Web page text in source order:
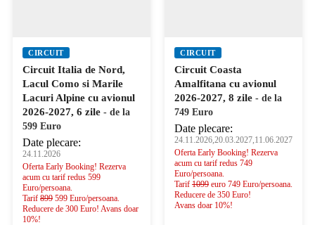
CIRCUIT
Circuit Italia de Nord,
Lacul Como si Marile
Lacuri Alpine cu avionul
2026-2027, 6 zile - de la
599 Euro
Date plecare:
24.11.2026
Oferta Early Booking! Rezerva
acum cu tarif redus 599
Euro/persoana.
Tarif 899 599 Euro/persoana.
Reducere de 300 Euro! Avans doar
10%!
CIRCUIT
Circuit Coasta
Amalfitana cu avionul
2026-2027, 8 zile - de la
749 Euro
Date plecare:
24.11.2026,20.03.2027,11.06.2027
Oferta Early Booking! Rezerva
acum cu tarif redus 749
Euro/persoana.
Tarif 1099 euro 749 Euro/persoana.
Reducere de 350 Euro!
Avans doar 10%!